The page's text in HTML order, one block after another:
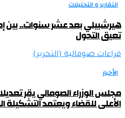
التقارير و التحليلات
هيرشبيلي بعد عشر سنوات.. بين
تعيق التحول
قراءات صومالية (التحرير)
الأخبار
مجلس الوزراء الصومالي يقر
الأعلى للقضاء ويعتمد التشكيلة